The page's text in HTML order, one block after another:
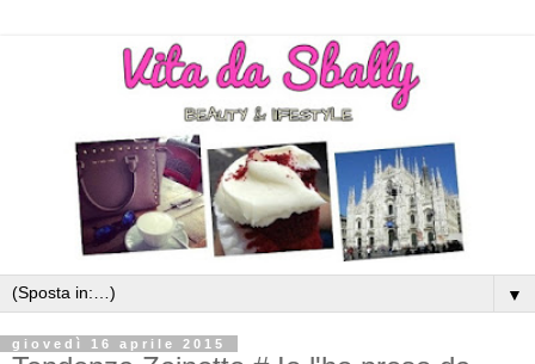
▼
giovedì 16 aprile 2015